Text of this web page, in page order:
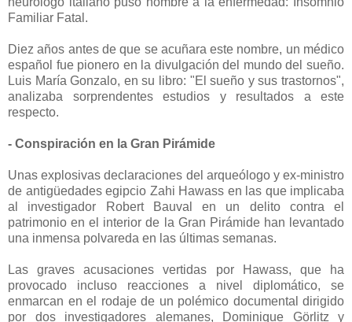
Familiar Fatal.
Diez años antes de que se acuñara este nombre, un médico
español fue pionero en la divulgación del mundo del sueño.
Luis María Gonzalo, en su libro: "El sueño y sus trastornos",
analizaba sorprendentes estudios y resultados a este
respecto.
- Conspiración en la Gran Pirámide
Unas explosivas declaraciones del arqueólogo y ex-ministro
de antigüedades egipcio Zahi Hawass en las que implicaba
al investigador Robert Bauval en un delito contra el
patrimonio en el interior de la Gran Pirámide han levantado
una inmensa polvareda en las últimas semanas.
Las graves acusaciones vertidas por Hawass, que ha
provocado incluso reacciones a nivel diplomático, se
enmarcan en el rodaje de un polémico documental dirigido
por dos investigadores alemanes, Dominique Görlitz y